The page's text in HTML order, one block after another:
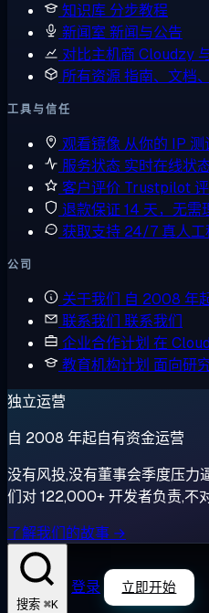
知识库 分步教程
新闻室 新闻与公告
对比主机商 Cloudzy
所有资源指南、文档
工具与信任
观看镜像 从你的 IP
服务状态 实时在线状
客户评价 Trustpilot
退款保证 14 天，无需
获取支持 24/7 真人工
公司
关于我们 自 2008 年
联系我们 联系我们
企业合作计划 在
教育机构计划 面向研
独立运营
自 2008 年起自有资金运营
没有风投,没有董事会季度压力
们对 122,000+ 开发者负责,不
了解我们的故事 →
搜索 ⌘K
登录 立即开始